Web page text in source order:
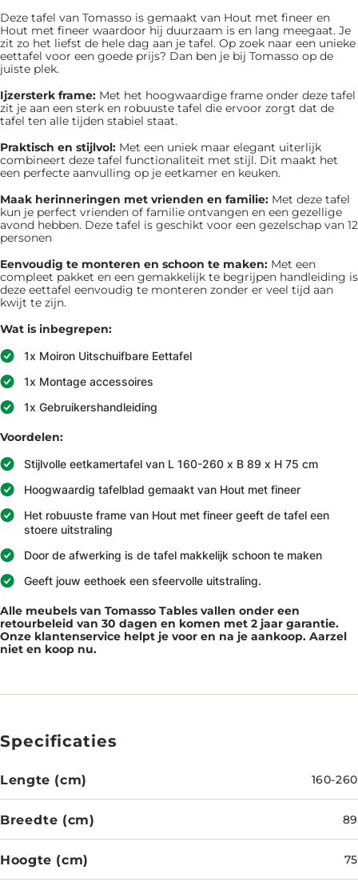
Deze tafel van Tomasso is gemaakt van Hout met fineer en
Hout met fineer waardoor hij duurzaam is en lang meegaat. Je
zit zo het liefst de hele dag aan je tafel. Op zoek naar een unieke
eettafel voor een goede prijs? Dan ben je bij Tomasso op de
juiste plek.
Ijzersterk frame: Met het hoogwaardige frame onder deze tafel
zit je aan een sterk en robuuste tafel die ervoor zorgt dat de
tafel ten alle tijden stabiel staat.
Praktisch en stijlvol: Met een uniek maar elegant uiterlijk
combineert deze tafel functionaliteit met stijl. Dit maakt het
een perfecte aanvulling op je eetkamer en keuken.
Maak herinneringen met vrienden en familie: Met deze tafel
kun je perfect vrienden of familie ontvangen en een gezellige
avond hebben. Deze tafel is geschikt voor een gezelschap van 12
personen
Eenvoudig te monteren en schoon te maken: Met een
compleet pakket en een gemakkelijk te begrijpen handleiding is
deze eettafel eenvoudig te monteren zonder er veel tijd aan
kwijt te zijn.
Wat is inbegrepen:
1x Moiron Uitschuifbare Eettafel
1x Montage accessoires
1x Gebruikershandleiding
Voordelen:
Stijlvolle eetkamertafel van L 160-260 x B 89 x H 75 cm
Hoogwaardig tafelblad gemaakt van Hout met fineer
Het robuuste frame van Hout met fineer geeft de tafel een
stoere uitstraling
Door de afwerking is de tafel makkelijk schoon te maken
Geeft jouw eethoek een sfeervolle uitstraling.
Alle meubels van Tomasso Tables vallen onder een
retourbeleid van 30 dagen en komen met 2 jaar garantie.
Onze klantenservice helpt je voor en na je aankoop. Aarzel
niet en koop nu.
Specificaties
Lengte (cm) 160-260
Breedte (cm) 89
Hoogte (cm) 75